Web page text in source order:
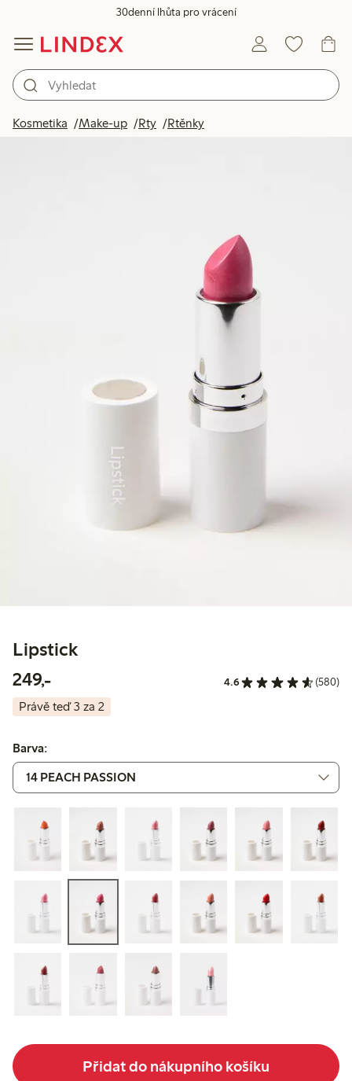
30denní lhůta pro vrácení
Kosmetika Make-up Rty Rtěnky
Lipstick
249,-249,00 Kč 4.6 (580)
Právě teď 3 za 2
Barva:
Přidat do nákupního košíku